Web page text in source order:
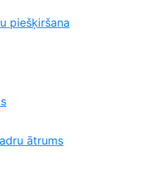
piešķiršana
ātrums